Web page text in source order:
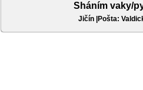
Sháním vaky/
Jičín |Pošta: